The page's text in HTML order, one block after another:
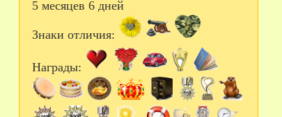
5 месяцев 6 дней
Знаки отличия:
Награды: